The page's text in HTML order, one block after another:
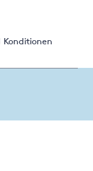
Konditionen